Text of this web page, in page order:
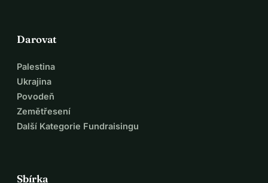
Darovat
Palestina
Ukrajina
Povodeň
Zemětřesení
Další Kategorie Fundraisingu
Sbírka